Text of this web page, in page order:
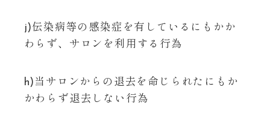
j)伝染病等の感染症を有しているにもかか
わらず、サロンを利用する行為
h)当サロンからの退去を命じられたにもか
かわらず退去しない行為